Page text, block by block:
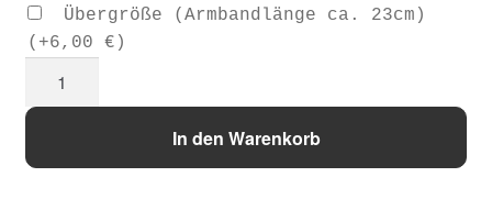
Übergröße (Armbandlänge ca. 23cm)
(+6,00 € )
In den Warenkorb